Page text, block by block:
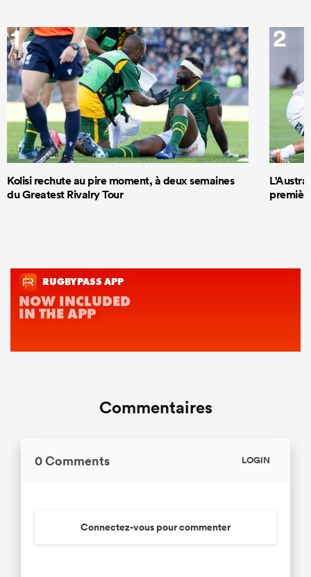
1
Kolisi rechute au pire moment, à deux semaines
du Greatest Rivalry Tour
2
Commentaires
0 Comments LOGIN
Connectez-vous pour commenter